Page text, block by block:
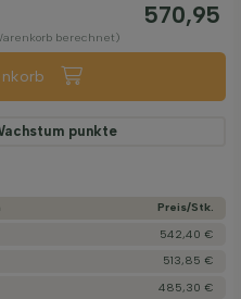
570,95
berechnet)
punkte
Preis/­Stk.
542,40 €
513,85 €
485,30 €